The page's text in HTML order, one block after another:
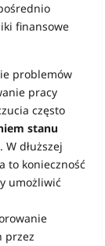
finansowe
problemów
pracy
często
stanu
. W dłuższej
to konieczność
umożliwić
przez